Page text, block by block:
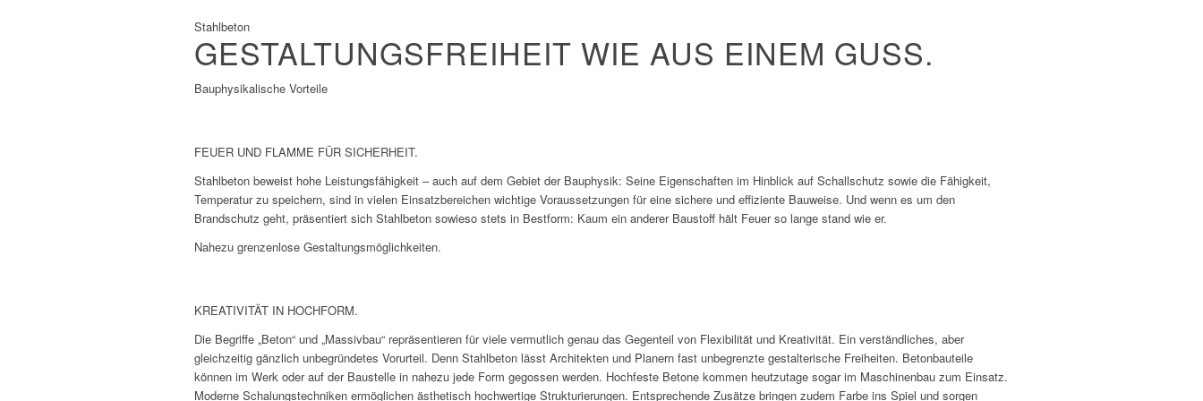
Stahlbeton
GESTALTUNGSFREIHEIT WIE AUS EINEM GUSS.
Bauphysikalische Vorteile
FEUER UND FLAMME FÜR SICHERHEIT.
Stahlbeton beweist hohe Leistungsfähigkeit – auch auf dem Gebiet der Bauphysik: Seine Eigenschaften im Hinblick auf Schallschutz sowie die Fähigkeit,
Temperatur zu speichern, sind in vielen Einsatzbereichen wichtige Voraussetzungen für eine sichere und effiziente Bauweise. Und wenn es um den
Brandschutz geht, präsentiert sich Stahlbeton sowieso stets in Bestform: Kaum ein anderer Baustoff hält Feuer so lange stand wie er.
Nahezu grenzenlose Gestaltungsmöglichkeiten.
KREATIVITÄT IN HOCHFORM.
Die Begriffe „Beton“ und „Massivbau“ repräsentieren für viele vermutlich genau das Gegenteil von Flexibilität und Kreativität. Ein verständliches, aber
gleichzeitig gänzlich unbegründetes Vorurteil. Denn Stahlbeton lässt Architekten und Planern fast unbegrenzte gestalterische Freiheiten. Betonbauteile
können im Werk oder auf der Baustelle in nahezu jede Form gegossen werden. Hochfeste Betone kommen heutzutage sogar im Maschinenbau zum Einsatz.
Moderne Schalungstechniken ermöglichen ästhetisch hochwertige Strukturierungen. Entsprechende Zusätze bringen zudem Farbe ins Spiel und sorgen